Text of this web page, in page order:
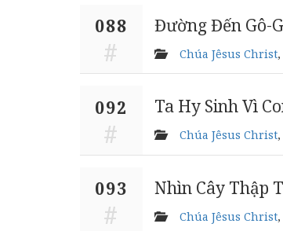
088 Đường Đến Gô-
Chúa Jêsus Christ,
092 Ta Hy Sinh Vì
Chúa Jêsus Christ,
093 Nhìn Cây Thập
Chúa Jêsus Christ,